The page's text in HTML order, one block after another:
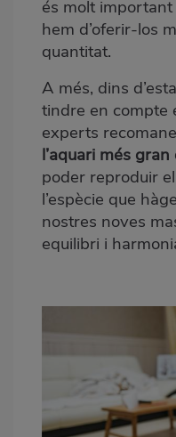
és molt
hem d’oferir-los
quantitat.
A més, dins
tindre en compte
experts
l’aquari més
poder reproduir
l’espècie que
nostres noves
equilibri i